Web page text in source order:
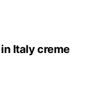
Italy creme